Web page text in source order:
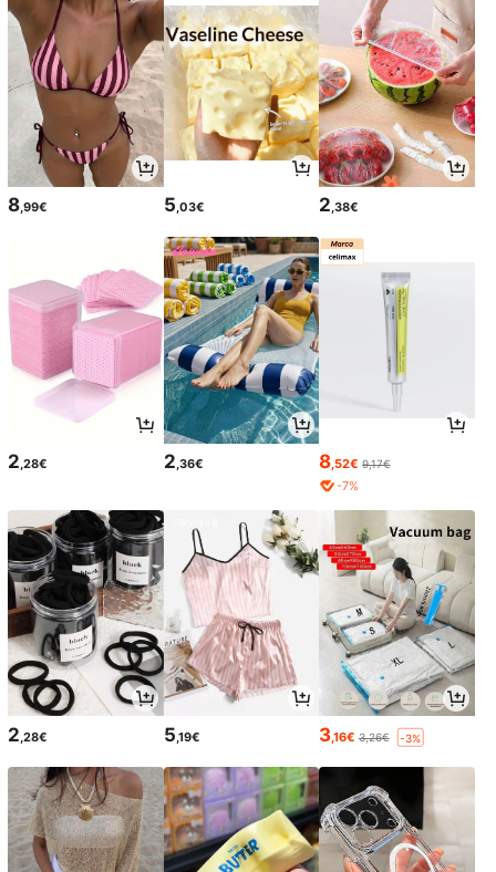
8 ,99€ 5 ,03€ 2 ,38€
2,28€ 2,36€ 8,52€ 9,17€
-7%
2 ,28€ 5 ,19€ 3,16€ 3,26€ -3%